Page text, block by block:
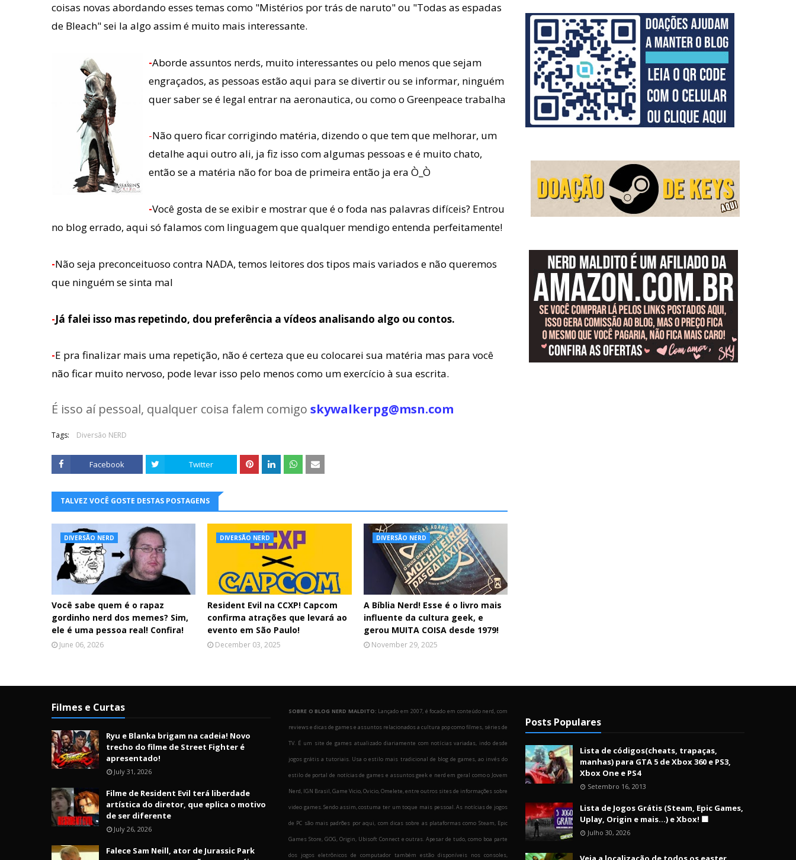
coisas novas abordando esses temas como "Mistérios por trás de naruto" ou "Todas as espadas
de Bleach" sei la algo assim é muito mais interessante.
-Aborde assuntos nerds, muito interessantes ou pelo menos que sejam
engraçados, as pessoas estão aqui para se divertir ou se informar, ninguém
quer saber se é legal entrar na aeronautica, ou como o Greenpeace trabalha
-Não quero ficar corrigindo matéria, dizendo o que tem que melhorar, um
detalhe aqui outro ali, ja fiz isso com algumas pessoas e é muito chato,
então se a matéria não for boa de primeira então ja era Ò_Ò
-Você gosta de se exibir e mostrar que é o foda nas palavras difíceis? Entrou
no blog errado, aqui só falamos com linguagem que qualquer mendigo entenda perfeitamente!
-Não seja preconceituoso contra NADA, temos leitores dos tipos mais variados e não queremos
que ninguém se sinta mal
-Já falei isso mas repetindo, dou preferência a vídeos analisando algo ou contos.
-E pra finalizar mais uma repetição, não é certeza que eu colocarei sua matéria mas para você
não ficar muito nervoso, pode levar isso pelo menos como um exercício à sua escrita.
É isso aí pessoal, qualquer coisa falem comigo skywalkerpg@msn.com
Tags: Diversão NERD
Facebook Twitter
TALVEZ VOCÊ GOSTE DESTAS POSTAGENS
DIVERSÃO NERD
Você sabe quem é o rapaz
gordinho nerd dos memes? Sim,
ele é uma pessoa real! Confira!
June 06, 2026
DIVERSÃO NERD
Resident Evil na CCXP! Capcom
confirma atrações que levará ao
evento em São Paulo!
December 03, 2025
DIVERSÃO NERD
A Bíblia Nerd! Esse é o livro mais
influente da cultura geek, e
gerou MUITA COISA desde 1979!
November 29, 2025
Filmes e Curtas
Ryu e Blanka brigam na cadeia! Novo
trecho do filme de Street Fighter é
apresentado!
July 31, 2026
Filme de Resident Evil terá liberdade
artística do diretor, que eplica o motivo
de ser diferente
July 26, 2026
Falece Sam Neill, ator de Jurassic Park
SOBRE O BLOG NERD MALDITO: Lançado em 2007, é focado em conteúdo nerd, com
reviews e dicas de games e assuntos relacionados a cultura pop como filmes, séries de
TV. É um site de games atualizado diariamente com notícias variadas, indo desde
jogos grátis a tutoriais. Usa o estilo mais tradicional de blog de games, ao invés do
estilo de portal de notícias de games e assuntos geek e nerd em geral como o Jovem
Nerd, IGN Brasil, Game Vicio, Ovicio, Omelete, entre outros sites de informações sobre
video games. Sendo assim, costuma ter um toque mais pessoal. As notícias de jogos
de PC são mais padrões por aqui, com dicas sobre as plataformas como Steam, Epic
Games Store, GOG, Origin, Ubisoft Connect e outras. Apesar de tudo, como boa parte
dos jogos eletrônicos de computador também estão disponíveis nos consoles,
Posts Populares
Lista de códigos(cheats, trapaças,
manhas) para GTA 5 de Xbox 360 e PS3,
Xbox One e PS4
Setembro 16, 2013
Lista de Jogos Grátis (Steam, Epic Games,
Uplay, Origin e mais...) e Xbox! 🟩
Julho 30, 2026